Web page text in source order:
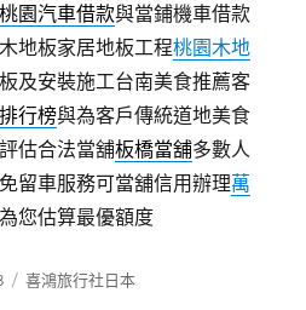
桃園汽車借款與當鋪機車借款
地板家居地板工程桃園木地
及安裝施工台南美食推薦客
行榜與為客戶傳統道地美食
估合法當舖板橋當舖多數人
留車服務可當舖信用辦理萬
您估算最優額度
分
喜鴻旅行社日本